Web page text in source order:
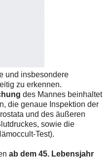
und insbesondere
zu erkennen.
des Mannes beinhaltet
die genaue Inspektion der
und des äußeren
sowie die
Test).
ab dem 45. Lebensjahr